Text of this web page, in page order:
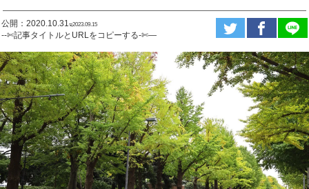
公開：2020.10.31ಇ2023.09.15
--✄記事タイトルとURLをコピーする-✄—